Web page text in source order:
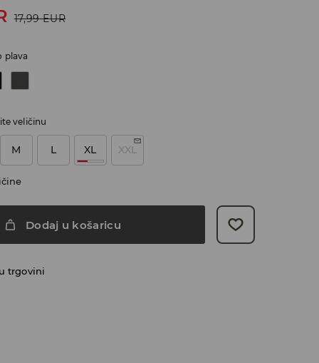
17,99 EUR
plava
veličinu
M L XL XXL
Dodaj u košaricu
trgovini